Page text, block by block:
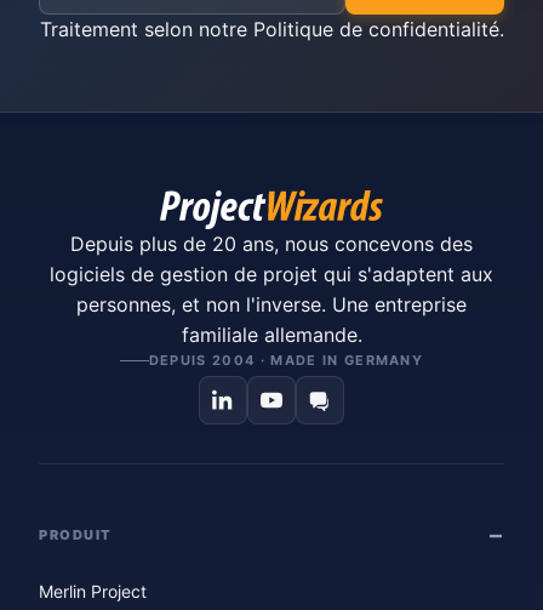
Traitement selon notre Politique de confidentialité.
Depuis plus de 20 ans, nous concevons des
logiciels de gestion de projet qui s'adaptent aux
personnes, et non l'inverse. Une entreprise
familiale allemande.
DEPUIS 2004 · MADE IN GERMANY
PRODUIT
Merlin Project